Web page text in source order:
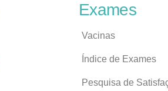
Exames
Vacinas
Índice de Exames
Pesquisa de